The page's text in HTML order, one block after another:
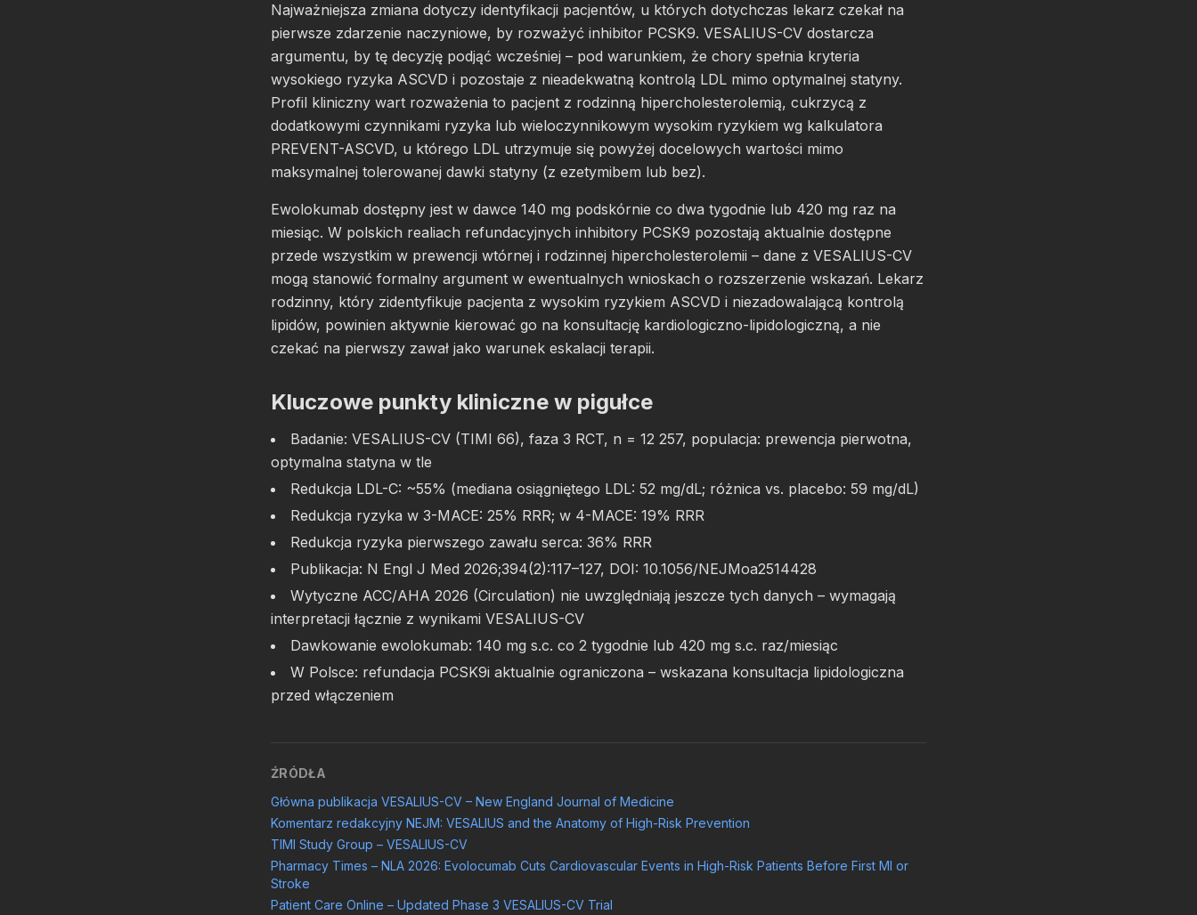
Najważniejsza zmiana dotyczy identyfikacji pacjentów, u których dotychczas lekarz czekał na
pierwsze zdarzenie naczyniowe, by rozważyć inhibitor PCSK9. VESALIUS-CV dostarcza
argumentu, by tę decyzję podjąć wcześniej – pod warunkiem, że chory spełnia kryteria
wysokiego ryzyka ASCVD i pozostaje z nieadekwatną kontrolą LDL mimo optymalnej statyny.
Profil kliniczny wart rozważenia to pacjent z rodzinną hipercholesterolemią, cukrzycą z
dodatkowymi czynnikami ryzyka lub wieloczynnikowym wysokim ryzykiem wg kalkulatora
PREVENT-ASCVD, u którego LDL utrzymuje się powyżej docelowych wartości mimo
maksymalnej tolerowanej dawki statyny (z ezetymibem lub bez).
Ewolokumab dostępny jest w dawce 140 mg podskórnie co dwa tygodnie lub 420 mg raz na
miesiąc. W polskich realiach refundacyjnych inhibitory PCSK9 pozostają aktualnie dostępne
przede wszystkim w prewencji wtórnej i rodzinnej hipercholesterolemii – dane z VESALIUS-CV
mogą stanowić formalny argument w ewentualnych wnioskach o rozszerzenie wskazań. Lekarz
rodzinny, który zidentyfikuje pacjenta z wysokim ryzykiem ASCVD i niezadowalającą kontrolą
lipidów, powinien aktywnie kierować go na konsultację kardiologiczno-lipidologiczną, a nie
czekać na pierwszy zawał jako warunek eskalacji terapii.
Kluczowe punkty kliniczne w pigułce
Badanie: VESALIUS-CV (TIMI 66), faza 3 RCT, n = 12 257, populacja: prewencja pierwotna,
optymalna statyna w tle
Redukcja LDL-C: ~55% (mediana osiągniętego LDL: 52 mg/dL; różnica vs. placebo: 59 mg/dL)
Redukcja ryzyka w 3-MACE: 25% RRR; w 4-MACE: 19% RRR
Redukcja ryzyka pierwszego zawału serca: 36% RRR
Publikacja: N Engl J Med 2026;394(2):117–127, DOI: 10.1056/NEJMoa2514428
Wytyczne ACC/AHA 2026 (Circulation) nie uwzględniają jeszcze tych danych – wymagają
interpretacji łącznie z wynikami VESALIUS-CV
Dawkowanie ewolokumab: 140 mg s.c. co 2 tygodnie lub 420 mg s.c. raz/miesiąc
W Polsce: refundacja PCSK9i aktualnie ograniczona – wskazana konsultacja lipidologiczna
przed włączeniem
ŹRÓDŁA
Główna publikacja VESALIUS-CV – New England Journal of Medicine
Komentarz redakcyjny NEJM: VESALIUS and the Anatomy of High-Risk Prevention
TIMI Study Group – VESALIUS-CV
Pharmacy Times – NLA 2026: Evolocumab Cuts Cardiovascular Events in High-Risk Patients Before First MI or
Stroke
Patient Care Online – Updated Phase 3 VESALIUS-CV Trial